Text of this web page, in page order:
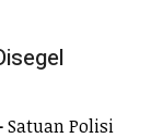
Satuan Polisi